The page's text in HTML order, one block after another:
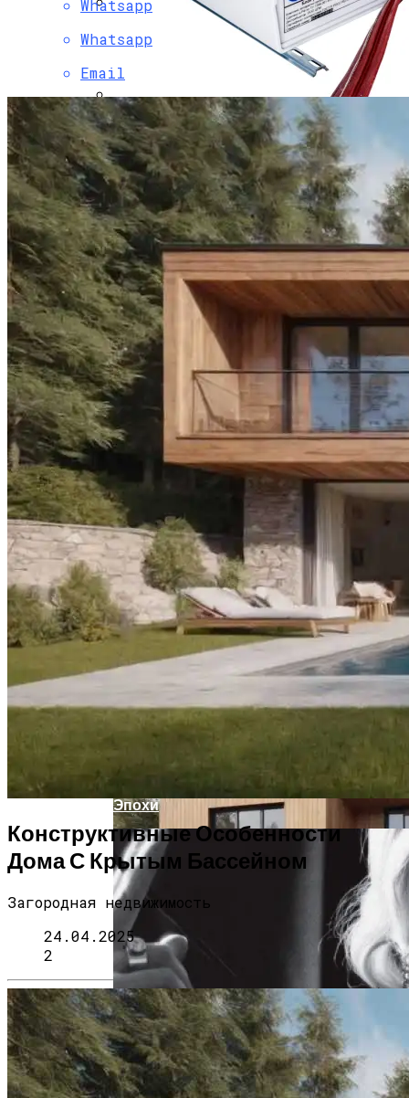
Как Правильно Выбрать Дом Для
Северной Стороны Участка
Оценка Будущих Расходов На
Обслуживание Вашего Дома
Дом С Минимальными Инженерными
Трассами Для Комфорта И Удобства
Мода Для Бизнес-Леди: Как Совмещать
Стиль И Предпринимательство
Летние Десерты: Рецепт Торта-
Мороженого В Стиле Пломбир
Мода 50-Х: Стиль, Тренды И Звезды
Эпохи
Охранно-Защитная Дератизационная
Система (ОЗДС)
Whatsapp
Whatsapp
Email
Конструктивные Особенности
Дома С Крытым Бассейном
Загородная недвижимость
24.04.2025
2